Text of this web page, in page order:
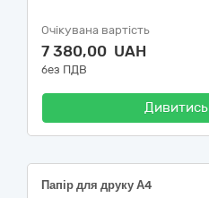
Очікувана вартість
7 380,00 UAH
без ПДВ
Дивитись
Папір для друку А4